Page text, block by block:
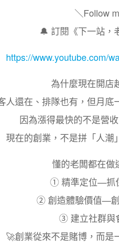
＼Follow
🔔 訂閱《下一站，
https://www.youtube.com/
為什麼現在開店
人還在、排隊也有，但月底
因為漲得最快的不是營
現在的創業，不是拼「人潮
懂的老闆都在做
① 精準定位—抓
② 創造體驗價值—創
③ 建立社群與
🚀創業從來不是賭博，而是